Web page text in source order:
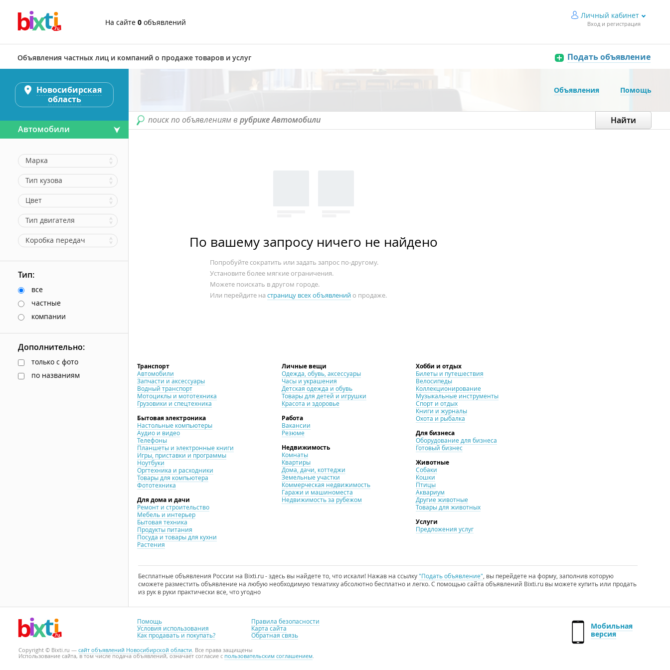
На сайте 0 объявлений
Личный кабинет
Вход и регистрация
Объявления частных лиц и компаний о продаже товаров и услуг Подать объявление
Объявления Помощь
поиск по объявлениям в рубрике Автомобили
По вашему запросу ничего не найдено
Попробуйте сократить или задать запрос по-другому.
Установите более мягкие ограничения.
Можете поискать в другом городе.
Или перейдите на страницу всех объявленийо продаже.
Транспорт
Автомобили
Запчасти и аксессуары
Водный транспорт
Мотоциклы и мототехника
Грузовики и спецтехника
Бытовая электроника
Настольные компьютеры
Аудио и видео
Телефоны
Планшеты и электронные книги
Игры, приставки и программы
Ноутбуки
Оргтехника и расходники
Товары для компьютера
Фототехника
Для дома и дачи
Ремонт и строительство
Мебель и интерьер
Бытовая техника
Продукты питания
Посуда и товары для кухни
Растения
Личные вещи
Одежда, обувь, аксессуары
Часы и украшения
Детская одежда и обувь
Товары для детей и игрушки
Красота и здоровье
Работа
Вакансии
Резюме
Недвижимость
Комнаты
Квартиры
Дома, дачи, коттеджи
Земельные участки
Коммерческая недвижимость
Гаражи и машиноместа
Недвижимость за рубежом
Хобби и отдых
Билеты и путешествия
Велосипеды
Коллекционирование
Музыкальные инструменты
Спорт и отдых
Книги и журналы
Охота и рыбалка
Для бизнеса
Оборудование для бизнеса
Готовый бизнес
Животные
Собаки
Кошки
Птицы
Аквариум
Другие животные
Товары для животных
Услуги
Предложения услуг
Бесплатные объявления России на Bixti.ru - здесь вы найдете то, что искали! Нажав на ссылку"Подать объявление", вы перейдете на форму, заполнив которую
сможете разместить объявление на любую необходимую тематику абсолютно бесплатно и легко. С помощью сайта объявлений Bixti.ru вы можете купить или продать
из рук в руки практически все, что угодно
Новосибирская
область
Автомобили
Марка
Тип кузова
Цвет
Тип двигателя
Коробка передач
Тип:
все
частные
компании
Дополнительно:
только с фото
по названиям
Помощь
Условия использования
Как продавать и покупать?
Правила безопасности
Карта сайта
Обратная связь
Мобильная
версия
Copyright © Bixti.ru — сайт объявлений Новосибирской области. Все права защищены
Использование сайта, в том числе подача объявлений, означает согласие с пользовательским соглашением.